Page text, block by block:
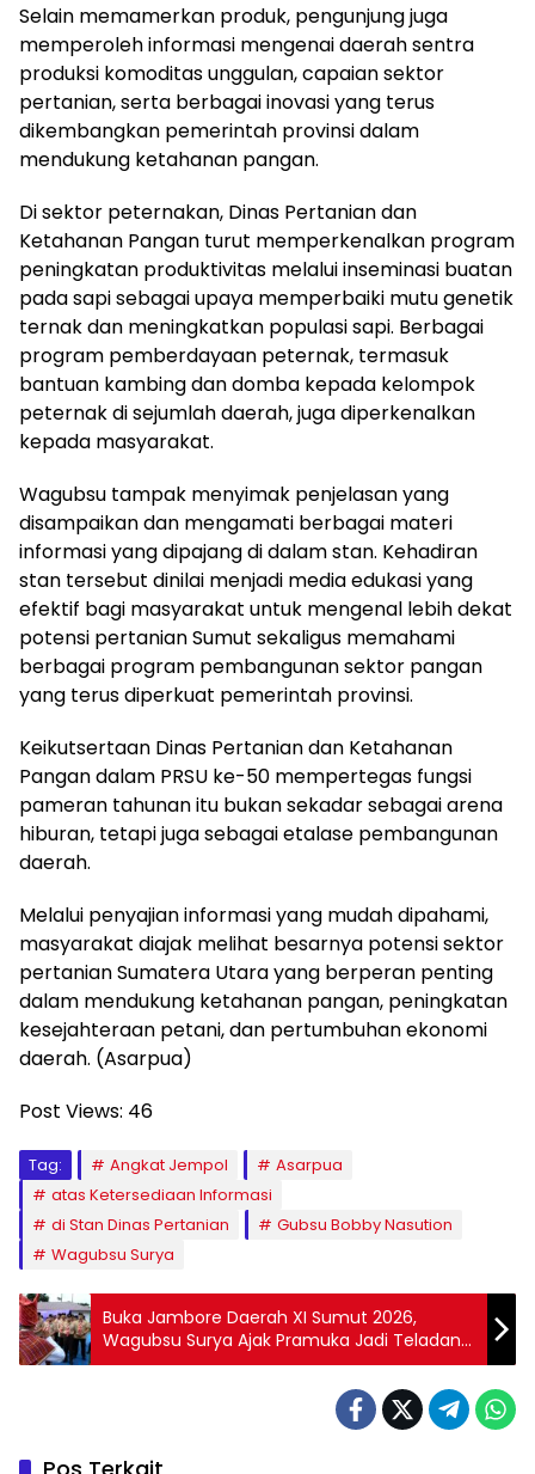
Selain memamerkan produk, pengunjung juga
memperoleh informasi mengenai daerah sentra
produksi komoditas unggulan, capaian sektor
pertanian, serta berbagai inovasi yang terus
dikembangkan pemerintah provinsi dalam
mendukung ketahanan pangan.
Di sektor peternakan, Dinas Pertanian dan
Ketahanan Pangan turut memperkenalkan program
peningkatan produktivitas melalui inseminasi buatan
pada sapi sebagai upaya memperbaiki mutu genetik
ternak dan meningkatkan populasi sapi. Berbagai
program pemberdayaan peternak, termasuk
bantuan kambing dan domba kepada kelompok
peternak di sejumlah daerah, juga diperkenalkan
kepada masyarakat.
Wagubsu tampak menyimak penjelasan yang
disampaikan dan mengamati berbagai materi
informasi yang dipajang di dalam stan. Kehadiran
stan tersebut dinilai menjadi media edukasi yang
efektif bagi masyarakat untuk mengenal lebih dekat
potensi pertanian Sumut sekaligus memahami
berbagai program pembangunan sektor pangan
yang terus diperkuat pemerintah provinsi.
Keikutsertaan Dinas Pertanian dan Ketahanan
Pangan dalam PRSU ke-50 mempertegas fungsi
pameran tahunan itu bukan sekadar sebagai arena
hiburan, tetapi juga sebagai etalase pembangunan
daerah.
Melalui penyajian informasi yang mudah dipahami,
masyarakat diajak melihat besarnya potensi sektor
pertanian Sumatera Utara yang berperan penting
dalam mendukung ketahanan pangan, peningkatan
kesejahteraan petani, dan pertumbuhan ekonomi
daerah. (Asarpua)
Post Views: 46
Tag: Angkat Jempol
Asarpua
atas Ketersediaan Informasi
di Stan Dinas Pertanian
Gubsu Bobby Nasution
Wagubsu Surya
Buka Jambore Daerah XI Sumut 2026,
Wagubsu Surya Ajak Pramuka Jadi Teladan
dan Generasi Pembawa Solusi